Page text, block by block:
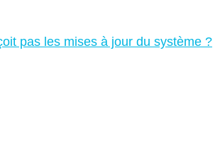
pas les mises à jour du système ?